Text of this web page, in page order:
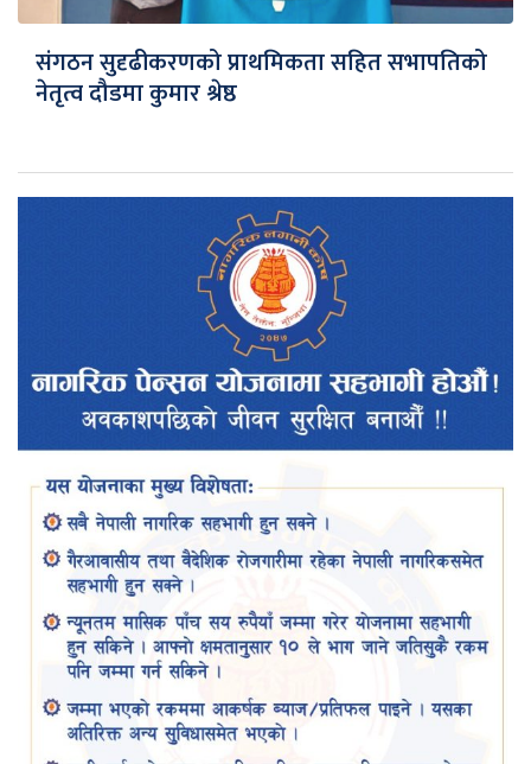
संगठन सुदृढीकरणको प्राथमिकता सहित सभापतिको
नेतृत्व दौडमा कुमार श्रेष्ठ